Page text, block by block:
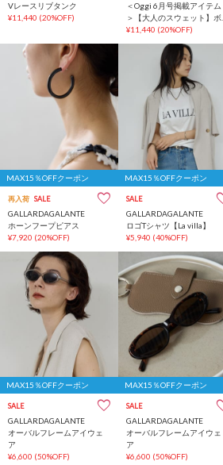
Vレースリブタンク
¥11,440 (20%OFF)
＜Oggi 6月号掲載アイテム
＞【大人のスウェット】ボ
ートネックスウェット
¥11,440 (20%OFF)
MAX15％OFFクーポン
再入荷 SALE
GALLARDAGALANTE
ホーンフープピアス
¥7,920 (20%OFF)
MAX15％OFFクーポン
SALE
GALLARDAGALANTE
ロゴTシャツ【La villa】
¥5,940 (40%OFF)
MAX15％OFFクーポン
SALE
GALLARDAGALANTE
オーバルフレームアイウェ
ア
¥6,600 (50%OFF)
MAX15％OFFクーポン
SALE
GALLARDAGALANTE
オーバルフレームアイウェ
ア
¥6,600 (50%OFF)